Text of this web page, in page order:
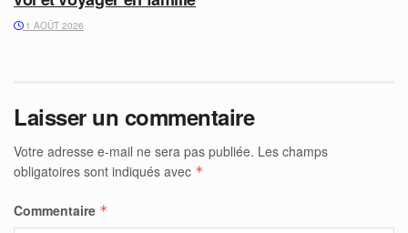
1 AOÛT 2026
Laisser un commentaire
Votre adresse e-mail ne sera pas publiée. Les champs
obligatoires sont indiqués avec *
Commentaire *